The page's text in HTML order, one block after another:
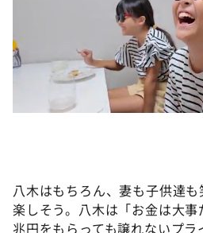
八木はもちろん、妻も子供達
楽しそう。八木は「お金は大
兆円をもらっても譲れないプ